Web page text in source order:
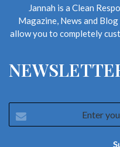
Jannah is a Clean
Magazine, News and
allow you to completely
your